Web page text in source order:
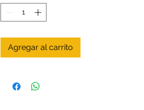
Agregar al carrito